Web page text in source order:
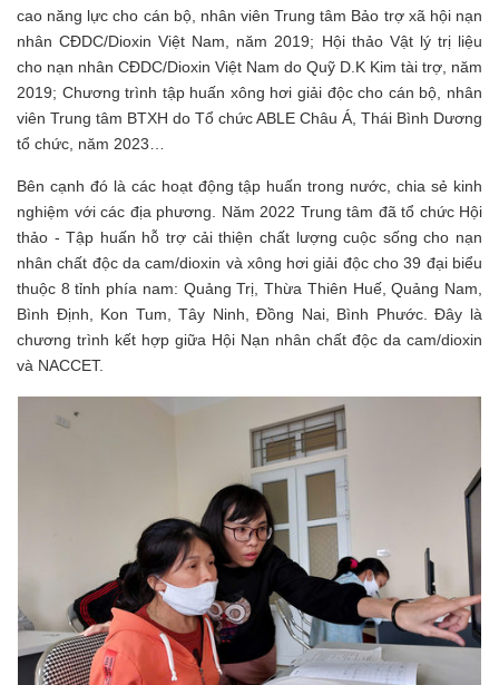
cao năng lực cho cán bộ, nhân viên Trung tâm Bảo trợ xã hội nạn
nhân CĐDC/Dioxin Việt Nam, năm 2019; Hội thảo Vật lý trị liệu
cho nạn nhân CĐDC/Dioxin Việt Nam do Quỹ D.K Kim tài trợ, năm
2019; Chương trình tập huấn xông hơi giải độc cho cán bộ, nhân
viên Trung tâm BTXH do Tổ chức ABLE Châu Á, Thái Bình Dương
tổ chức, năm 2023…
Bên cạnh đó là các hoạt động tập huấn trong nước, chia sẻ kinh
nghiệm với các địa phương. Năm 2022 Trung tâm đã tổ chức Hội
thảo - Tập huấn hỗ trợ cải thiện chất lượng cuộc sống cho nạn
nhân chất độc da cam/dioxin và xông hơi giải độc cho 39 đại biểu
thuộc 8 tỉnh phía nam: Quảng Trị, Thừa Thiên Huế, Quảng Nam,
Bình Định, Kon Tum, Tây Ninh, Đồng Nai, Bình Phước. Đây là
chương trình kết hợp giữa Hội Nạn nhân chất độc da cam/dioxin
và NACCET.